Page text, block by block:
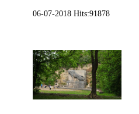
06-07-2018 Hits:91878